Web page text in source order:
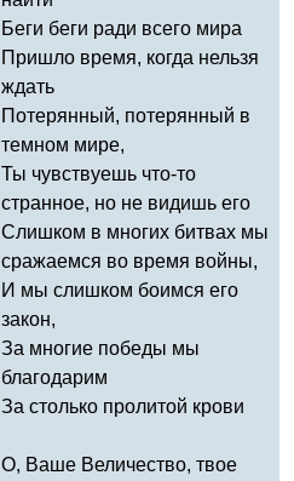
Беги беги ради всего мира
Пришло время, когда нельзя
ждать
Потерянный, потерянный в
темном мире,
Ты чувствуешь что-то
странное, но не видишь его
Слишком в многих битвах мы
сражаемся во время войны,
И мы слишком боимся его
закон,
За многие победы мы
благодарим
За столько пролитой крови
О, Ваше Величество, твое